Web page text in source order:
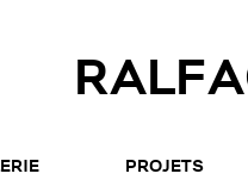
PROJETS